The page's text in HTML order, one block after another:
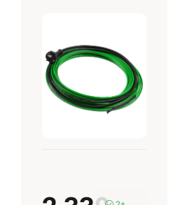
10m